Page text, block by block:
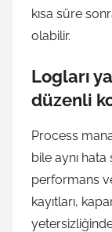
kısa süre
olabilir.
Logları
düzenli
Process
bile aynı
performans
kayıtları,